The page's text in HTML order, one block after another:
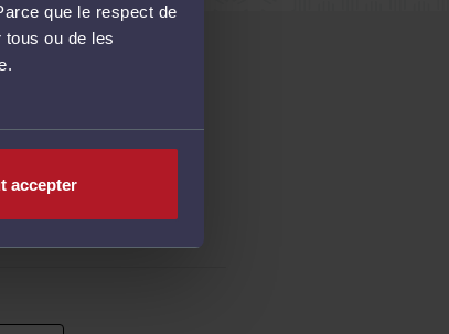
que le respect de
ou de les
accepter ?